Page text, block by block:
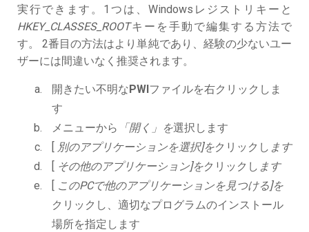
実行できます。1つは、Windowsレジストリキーと
HKEY_CLASSES_ROOTキーを手動で編集する方法で
す。 2番目の方法はより単純であり、経験の少ないユー
ザーには間違いなく推奨されます。
開きたい不明なPWIファイルを右クリックしま
す
メニューから
「開く」を選択します
[ 別のアプリケーションを選択]をクリックし ます
[ その他のアプリケーション]をクリックし ます
[ このPCで他のアプリケーションを見つける]を
クリックし、適切なプログラムのインストール
場所を指定します